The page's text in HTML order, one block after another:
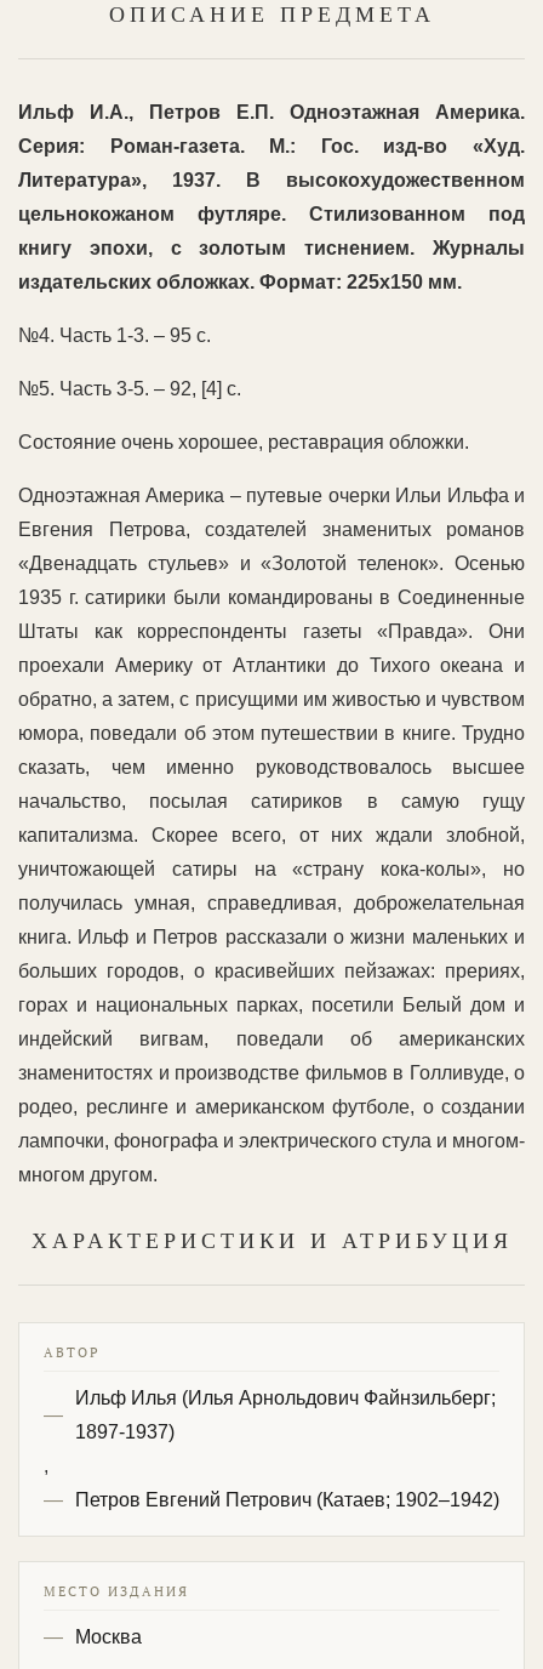
ОПИСАНИЕ ПРЕДМЕТА
Ильф И.А., Петров Е.П. Одноэтажная Америка.
Серия: Роман-газета. М.: Гос. изд-во «Худ.
Литература», 1937. В высокохудожественном
цельнокожаном футляре. Стилизованном под
книгу эпохи, с золотым тиснением. Журналы
издательских обложках. Формат: 225х150 мм.
№4. Часть 1-3. – 95 с.
№5. Часть 3-5. – 92, [4] с.
Состояние очень хорошее, реставрация обложки.
Одноэтажная Америка – путевые очерки Ильи Ильфа и
Евгения Петрова, создателей знаменитых романов
«Двенадцать стульев» и «Золотой теленок». Осенью
1935 г. сатирики были командированы в Соединенные
Штаты как корреспонденты газеты «Правда». Они
проехали Америку от Атлантики до Тихого океана и
обратно, а затем, с присущими им живостью и чувством
юмора, поведали об этом путешествии в книге. Трудно
сказать, чем именно руководствовалось высшее
начальство, посылая сатириков в самую гущу
капитализма. Скорее всего, от них ждали злобной,
уничтожающей сатиры на «страну кока-колы», но
получилась умная, справедливая, доброжелательная
книга. Ильф и Петров рассказали о жизни маленьких и
больших городов, о красивейших пейзажах: прериях,
горах и национальных парках, посетили Белый дом и
индейский вигвам, поведали об американских
знаменитостях и производстве фильмов в Голливуде, о
родео, реслинге и американском футболе, о создании
лампочки, фонографа и электрического стула и многом-
многом другом.
ХАРАКТЕРИСТИКИ И АТРИБУЦИЯ
АВТОР
Ильф Илья (Илья Арнольдович Файнзильберг;
1897-1937)
,
Петров Евгений Петрович (Катаев; 1902–1942)
МЕСТО ИЗДАНИЯ
Москва